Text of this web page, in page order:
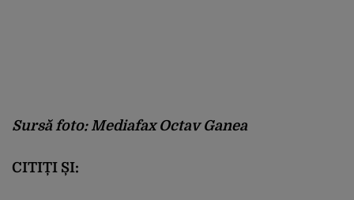
Sursă foto: Mediafax Octav Ganea
CITIȚI ȘI: